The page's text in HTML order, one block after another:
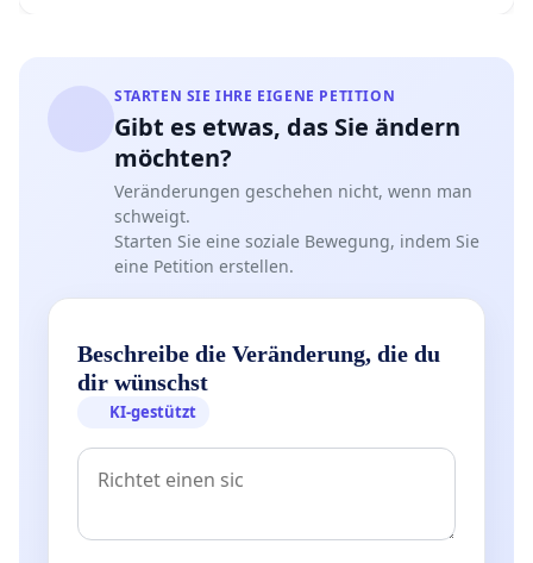
STARTEN SIE IHRE EIGENE PETITION
Gibt es etwas, das Sie ändern
möchten?
Veränderungen geschehen nicht, wenn man
schweigt.
Starten Sie eine soziale Bewegung, indem Sie
eine Petition erstellen.
Beschreibe die Veränderung, die du
dir wünschst
KI-gestützt